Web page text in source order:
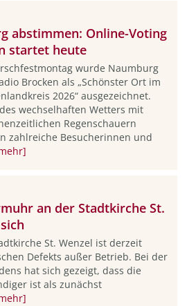
abstimmen: Online-Voting
startet heute
wurde Naumburg
Brocken als „Schönster Ort im
2026“ ausgezeichnet.
wechselhaften Wetters mit
Regenschauern
zahlreiche Besucherinnen und
an der Stadtkirche St.
St. Wenzel ist derzeit
Defekts außer Betrieb. Bei der
hat sich gezeigt, dass die
ist als zunächst